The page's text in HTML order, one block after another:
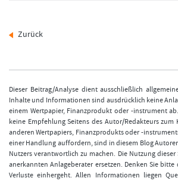
Zurück
Dieser Beitrag/Analyse dient ausschließlich
Inhalte und Informationen sind ausdrücklich keine
einem Wertpapier, Finanzprodukt oder -instrument
keine Empfehlung Seitens des Autor/Redakteurs
anderen Wertpapiers, Finanzprodukts oder -
einer Handlung auffordern, sind in diesem Blog
Nutzers verantwortlich zu machen. Die Nutzung
anerkannten Anlageberater ersetzen. Denken Sie
Verluste einhergeht. Allen Informationen liegen